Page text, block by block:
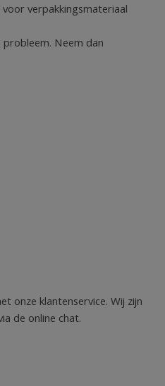
verpakkingsmateriaal
Neem dan
onze klantenservice. Wij zijn
de online chat.